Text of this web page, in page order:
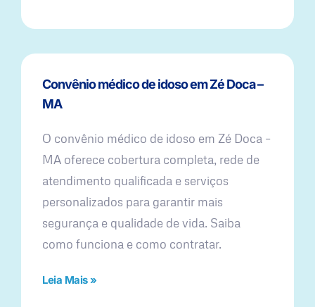
Convênio médico de idoso em Zé Doca –
MA
O convênio médico de idoso em Zé Doca –
MA oferece cobertura completa, rede de
atendimento qualificada e serviços
personalizados para garantir mais
segurança e qualidade de vida. Saiba
como funciona e como contratar.
Leia Mais »